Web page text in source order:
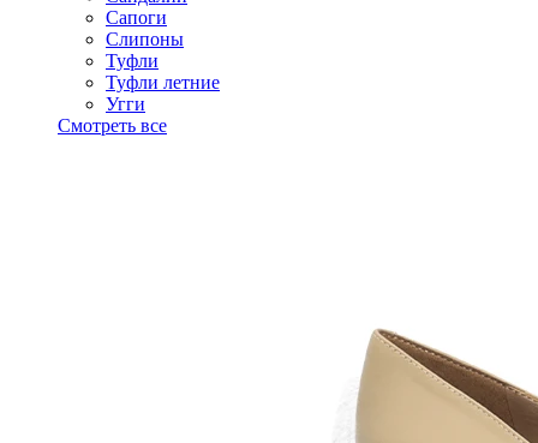
Сапоги
Слипоны
Туфли
Туфли летние
Угги
Смотреть все